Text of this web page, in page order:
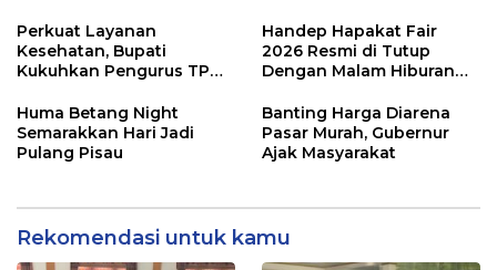
Perkuat Layanan
Kesehatan, Bupati
Kukuhkan Pengurus TP
Handep Hapakat Fair
2026 Resmi di Tutup
Dengan Malam Hiburan
Huma Betang Night
Semarakkan Hari Jadi
Pulang Pisau
Banting Harga Diarena
Pasar Murah, Gubernur
Ajak Masyarakat
Rekomendasi untuk kamu